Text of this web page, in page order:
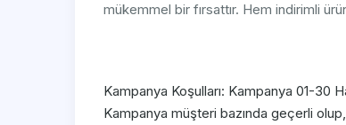
mükemmel bir fırsattır. Hem indirimli
Kampanya Koşulları: Kampanya 01-30
Kampanya müşteri bazında geçerli